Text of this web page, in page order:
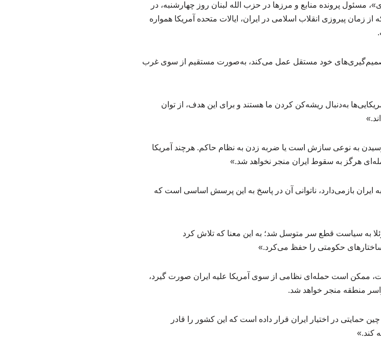
مسئول پرونده منابع و مرزها در حزب ‌الله لبنان روز چهارشنبه، در
زمان پیروزی انقلاب اسلامی در ایران، ایالات متحده آمریکا همواره
تصمیم‌گیری‌های خود مستقل عمل می‌کند، به‌صورت مستقیم از سوی غرب
به‌دنبال ریشه‌کن کردن ما هستند و برای این هدف، از توان
رسیدن به نوعی سازش است یا ضربه زدن به نظام حاکم. هرچند آمریکا
هرگز به سقوط ایران منجر نخواهد شد.»
ایران بازمی‌دارد، ناتوانی آن در پاسخ به این پرسش اساسی است که
به سیاست قطع سر متوسل شد؛ به این معنا که تلاش کرد
حکومتی را حفظ می‌کرد.»
ممکن است حمله‌ای نظامی از سوی آمریکا علیه ایران صورت گیرد،
منطقه منجر خواهد شد.
حمایتی در اختیار ایران قرار داده است که این کشور را قادر
کند.»